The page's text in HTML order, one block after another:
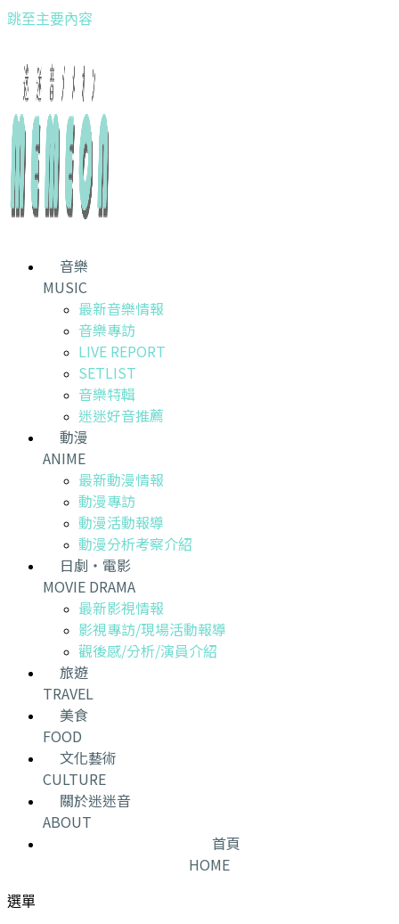
跳至主要內容
音樂
MUSIC
最新音樂情報
音樂專訪
LIVE REPORT
SETLIST
音樂特輯
迷迷好音推薦
動漫
ANIME
最新動漫情報
動漫專訪
動漫活動報導
動漫分析考察介紹
日劇・電影
MOVIE DRAMA
最新影視情報
影視專訪/現場活動報導
觀後感/分析/演員介紹
旅遊
TRAVEL
美食
FOOD
文化藝術
CULTURE
關於迷迷音
ABOUT
首頁
HOME
選單